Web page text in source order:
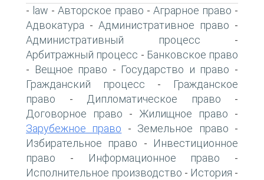
- law - Авторское право - Аграрное право -
Адвокатура - Административное право -
Административный процесс -
Арбитражный процесс - Банковское право
- Вещное право - Государство и право -
Гражданский процесс -
Гражданское
право - Дипломатическое право -
Договорное право - Жилищное право -
Зарубежное право - Земельное право -
Избирательное право -
Инвестиционное
право - Информационное право -
Исполнительное производство - История -